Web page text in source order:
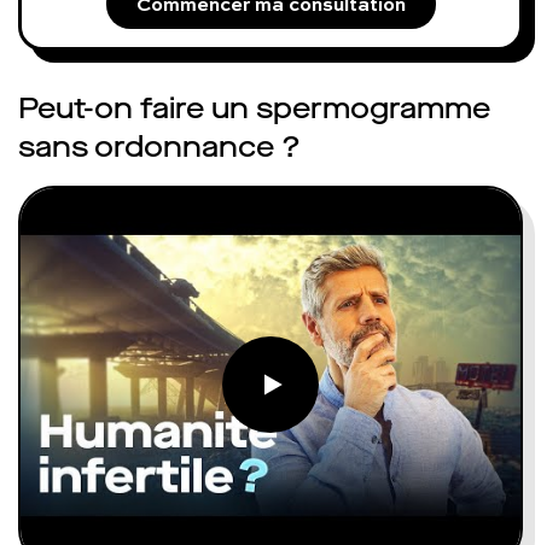
Peut-on faire un spermogramme
sans ordonnance ?